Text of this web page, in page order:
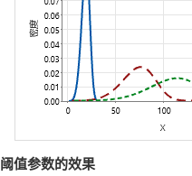
阈值参数的效果